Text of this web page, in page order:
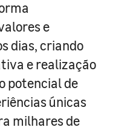
e
dias, criando
e realização
potencial de
únicas
milhares de